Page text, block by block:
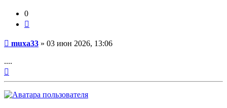
0
Сообщение
muxa33 » 03 июн 2026, 13:06
....